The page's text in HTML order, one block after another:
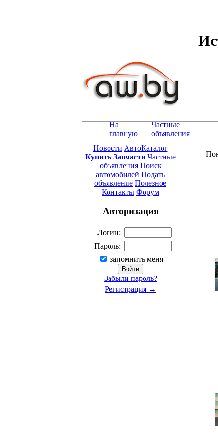
На
главную
Частные
объявления
Новости АвтоКаталог
Купить Запчасти Частные
объявления Поиск
автомобилей Подать
объявление Полезное
Контакты Форум
Авторизация
Логин:
Пароль:
запомнить меня
Забыли пароль?
Регистрация →